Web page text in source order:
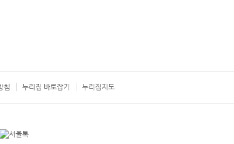
침 누리집 바로잡기 누리집지도
팝업 열기